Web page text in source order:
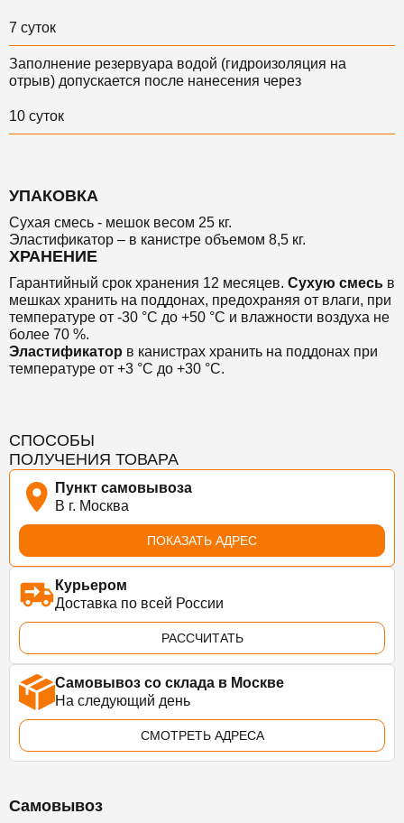
7 суток
Заполнение резервуара водой (гидроизоляция на
отрыв) допускается после нанесения через
10 суток
УПАКОВКА
Сухая смесь - мешок весом 25 кг.
Эластификатор – в канистре объемом 8,5 кг.
ХРАНЕНИЕ
Гарантийный срок хранения 12 месяцев. Сухую смесь в
мешках хранить на поддонах, предохраняя от влаги, при
температуре от -30 °C до +50 °C и влажности воздуха не
более 70 %.
Эластификатор в канистрах хранить на поддонах при
температуре от +3 °C до +30 °C.
СПОСОБЫ
ПОЛУЧЕНИЯ ТОВАРА
Пункт самовывоза
В г. Москва
ПОКАЗАТЬ АДРЕС
Курьером
Доставка по всей России
РАССЧИТАТЬ
Самовывоз со склада в Москве
На следующий день
СМОТРЕТЬ АДРЕСА
Самовывоз